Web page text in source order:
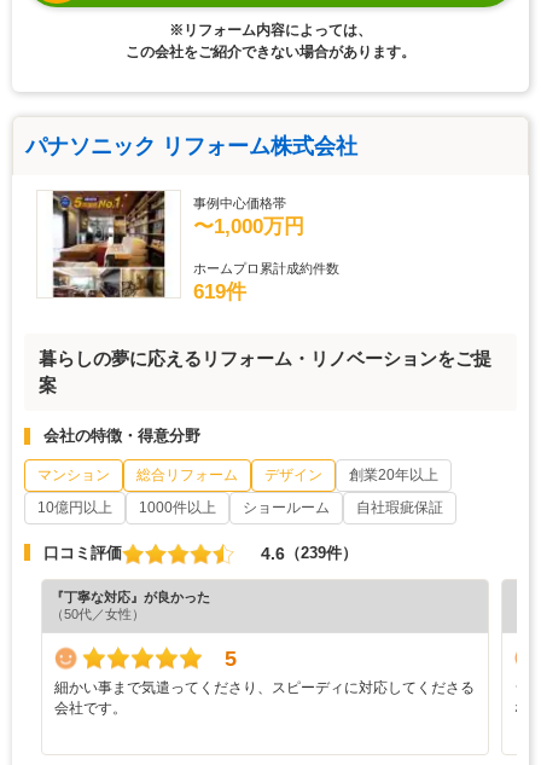
※リフォーム内容によっては、
この会社をご紹介できない場合があります。
パナソニック リフォーム株式会社
事例中心価格帯
〜1,000万円
ホームプロ累計成約件数
619件
暮らしの夢に応えるリフォーム・リノベーションをご提
案
会社の特徴・得意分野
マンション 総合リフォーム デザイン
創業20年以上
10億円以上
1000件以上 ショールーム 自社瑕疵保証
口コミ評価 4.6 （239件）
『丁寧な対応』が良かった
（50代／女性）
5
細かい事まで気遣ってくださり、スピーディに対応してくださる
会社です。
シ
な